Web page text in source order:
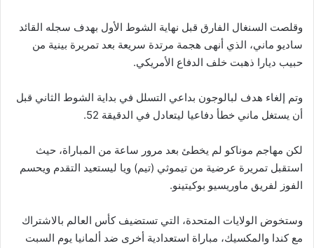
وقلصت السنغال الفارق قبل نهاية الشوط الأول بهدف سجله القائد
ساديو ماني، الذي أنهى هجمة مرتدة سريعة بعد تمريرة بينية من
حبيب ديارا ذهبت خلف الدفاع الأمريكي.
وتم إلغاء هدف لبالوجون بداعي التسلل في بداية الشوط الثاني قبل
أن يستغل ماني خطأ دفاعيا ليتعادل في الدقيقة 52.
لكن مهاجم موناكو لم يخطئ بعد مرور ساعة من المباراة، حيث
استقبل تمريرة عرضية من تيموثي (تيم) ويا ليستعيد التقدم ويحسم
الفوز لفريق ماوريسيو بوكيتينو.
وستخوض الولايات المتحدة، التي تستضيف كأس العالم بالاشتراك
مع كندا والمكسيك، مباراة استعدادية أخرى ضد ألمانيا يوم السبت